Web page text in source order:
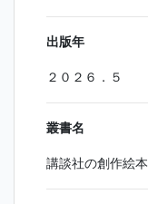
出版年
２０２６．５
叢書名
講談社の創作絵本